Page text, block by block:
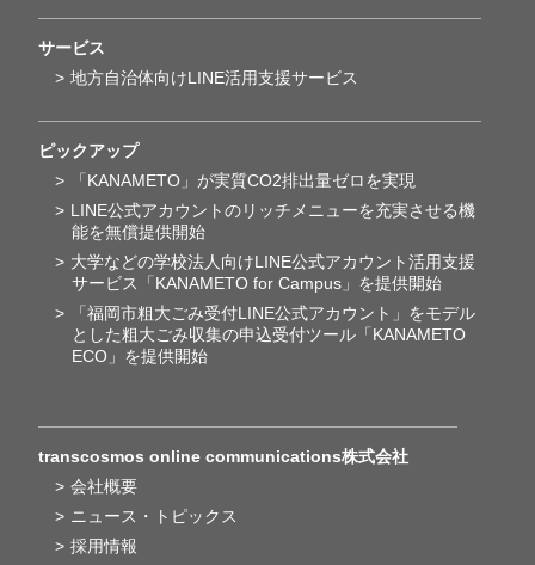
サービス
地方自治体向けLINE活用支援サービス
ピックアップ
「KANAMETO」が実質CO2排出量ゼロを実現
LINE公式アカウントのリッチメニューを充実させる機
能を無償提供開始
大学などの学校法人向けLINE公式アカウント活用支援
サービス「KANAMETO for Campus」を提供開始
「福岡市粗大ごみ受付LINE公式アカウント」をモデル
とした粗大ごみ収集の申込受付ツール「KANAMETO
ECO」を提供開始
transcosmos online communications株式会社
会社概要
ニュース・トピックス
採用情報